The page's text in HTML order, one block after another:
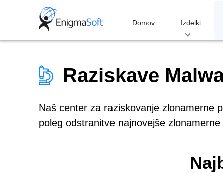
Domov Izdelki
Raziskave
Naš center za raziskovanje zlonamerne
poleg odstranitve najnovejše